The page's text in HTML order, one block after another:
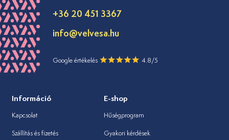
+36 20 451 3367
info@velvesa.hu
Google értékelés 4.8/5
Információ
Kapcsolat
Szállítás és fizetés
E-shop
Hűségprogram
Gyakori kérdések